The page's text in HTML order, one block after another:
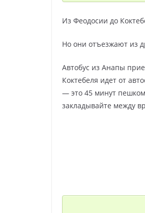
Из Феодосии до
Но они отъезжают из
Автобус из Анапы
Коктебеля идет от
— это 45 минут
закладывайте между